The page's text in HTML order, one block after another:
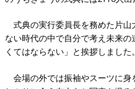
式典の実行委員長を務めた片山
ない時代の中で自分で考え未来の
くてはならない」と挨拶しました。
会場の外では振袖やスーツに身